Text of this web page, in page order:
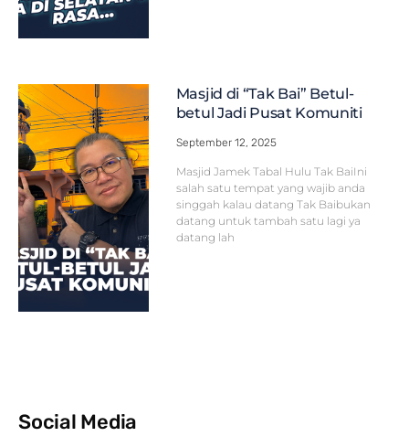
Masjid di “Tak Bai” Betul-
betul Jadi Pusat Komuniti
September 12, 2025
Masjid Jamek Tabal Hulu Tak BaiIni
salah satu tempat yang wajib anda
singgah kalau datang Tak Baibukan
datang untuk tambah satu lagi ya
datang lah
Social Media